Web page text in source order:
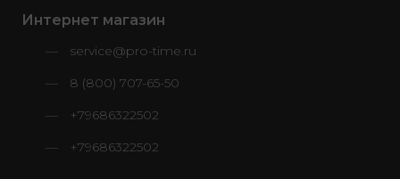
Интернет магазин
service@pro-time.ru
8 (800) 707-65-50
+79686322502
+79686322502